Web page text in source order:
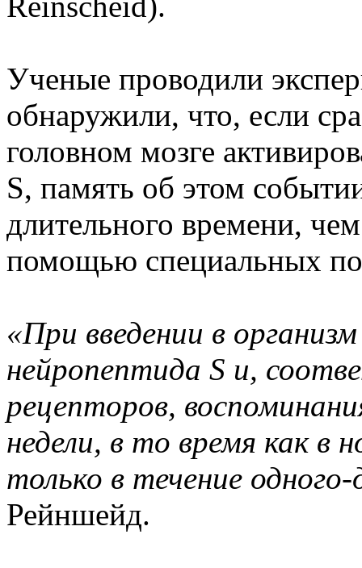
Ученые проводили
обнаружили, что, если
головном мозге
S, память об этом
длительного времени,
помощью специальных
«При введении в
нейропептида S и,
рецепторов,
недели, в то время как
только в течение одного-
Рейншейд.